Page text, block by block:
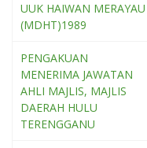
UUK HAIWAN MERAYAU
(MDHT)1989
PENGAKUAN
MENERIMA JAWATAN
AHLI MAJLIS, MAJLIS
DAERAH HULU
TERENGGANU